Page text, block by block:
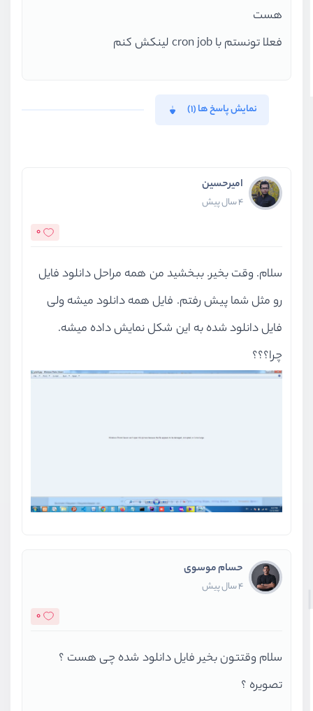
هست
فعلا تونستم با cron job لینکش کنم
نمایش پاسخ ها (1)
امیرحسین
4 سال پیش
0
سلام. وقت بخیر. ببخشید من همه مراحل دانلود فایل
رو مثل شما پیش رفتم. فایل همه دانلود میشه ولی
فایل دانلود شده به این شکل نمایش داده میشه.
چرا؟؟؟
حسام موسوی
4 سال پیش
0
سلام وقتتون بخیر فایل دانلود شده چی هست ؟
تصویره ؟